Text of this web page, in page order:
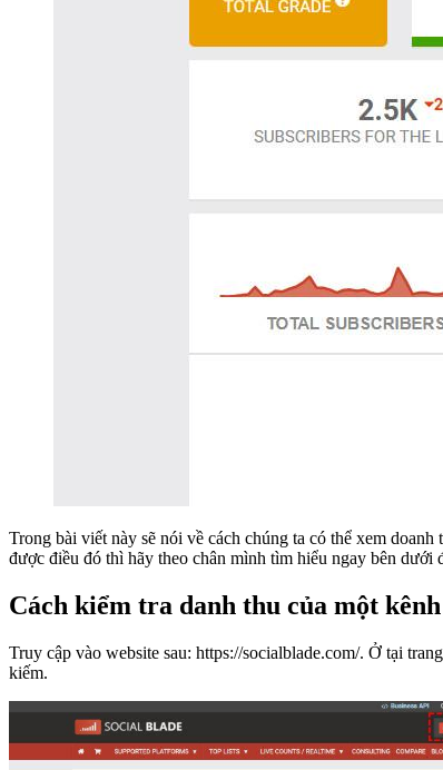
Trong bài viết này sẽ nói về cách chúng ta có thể xem
được điều đó thì hãy theo chân mình tìm hiểu ngay bên dưới
Cách kiểm tra danh thu của một
Truy cập vào website sau: https://socialblade.com/. Ở tại
kiếm.